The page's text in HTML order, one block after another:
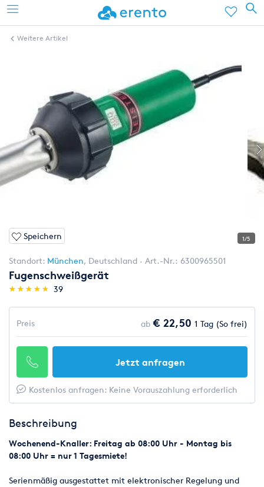
Weitere Artikel
Speichern 1/5
Standort: München, Deutschland Art.-Nr.: 6300965501
Fugenschweißgerät
(*)
★
★
(*)★
★
(*) ★
★
(*) ★
★
(*) ★
★ 39
Preis ab € 22,50 1 Tag (So frei)
Jetzt anfragen
Kostenlos anfragen: Keine Vorauszahlung erforderlich
Beschreibung
Wochenend-Knaller: Freitag ab 08:00 Uhr - Montag bis
08:00 Uhr = nur 1 Tagesmiete!
Serienmäßig ausgestattet mit elektronischer Regelung und